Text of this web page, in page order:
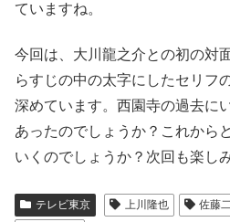
ていますね。
今回は、大川龍之介との初の対
らすじの中の太字にしたセリフ
深めています。西園寺の過去に
あったのでしょうか？これから
いくのでしょうか？次回も楽し
テレビ東京 上川隆也 佐藤